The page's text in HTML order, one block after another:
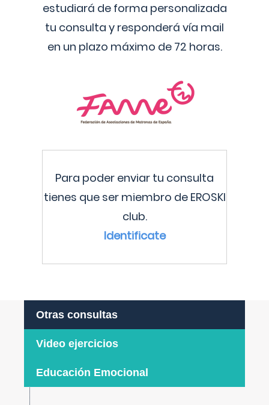
estudiará de forma personalizada
tu consulta y responderá vía mail
en un plazo máximo de 72 horas.
Para poder enviar tu consulta
tienes que ser miembro de EROSKI
club.
Identificate
Otras consultas
Video ejercicios
Educación Emocional